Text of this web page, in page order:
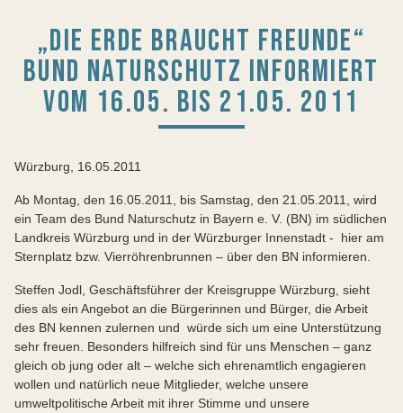
„DIE ERDE BRAUCHT FREUNDE“
BUND NATURSCHUTZ INFORMIERT
VOM 16.05. BIS 21.05. 2011
Würzburg, 16.05.2011
Ab Montag, den 16.05.2011, bis Samstag, den 21.05.2011, wird
ein Team des Bund Naturschutz in Bayern e. V. (BN) im südlichen
Landkreis Würzburg und in der Würzburger Innenstadt - hier am
Sternplatz bzw. Vierröhrenbrunnen – über den BN informieren.
Steffen Jodl, Geschäftsführer der Kreisgruppe Würzburg, sieht
dies als ein Angebot an die Bürgerinnen und Bürger, die Arbeit
des BN kennen zulernen und würde sich um eine Unterstützung
sehr freuen. Besonders hilfreich sind für uns Menschen – ganz
gleich ob jung oder alt – welche sich ehrenamtlich engagieren
wollen und natürlich neue Mitglieder, welche unsere
umweltpolitische Arbeit mit ihrer Stimme und unsere